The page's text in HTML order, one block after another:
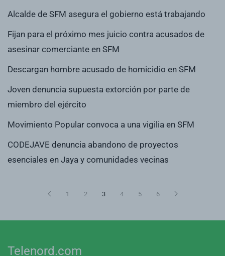
Alcalde de SFM asegura el gobierno está trabajando
Fijan para el próximo mes juicio contra acusados de
asesinar comerciante en SFM
Descargan hombre acusado de homicidio en SFM
Joven denuncia supuesta extorción por parte de
miembro del ejército
Movimiento Popular convoca a una vigilia en SFM
CODEJAVE denuncia abandono de proyectos
esenciales en Jaya y comunidades vecinas
1 2 3 4 5 6
Telenord.com